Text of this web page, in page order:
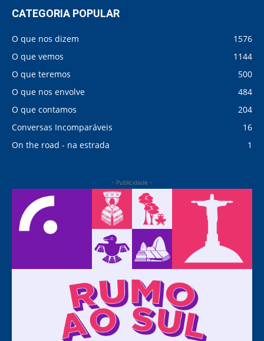
CATEGORIA POPULAR
O que nos dizem
1576
O que vemos
1144
O que teremos
500
O que nos envolve
484
O que contamos
204
Conversas Incomparáveis
16
On the road - na estrada
1
- Publicidade -